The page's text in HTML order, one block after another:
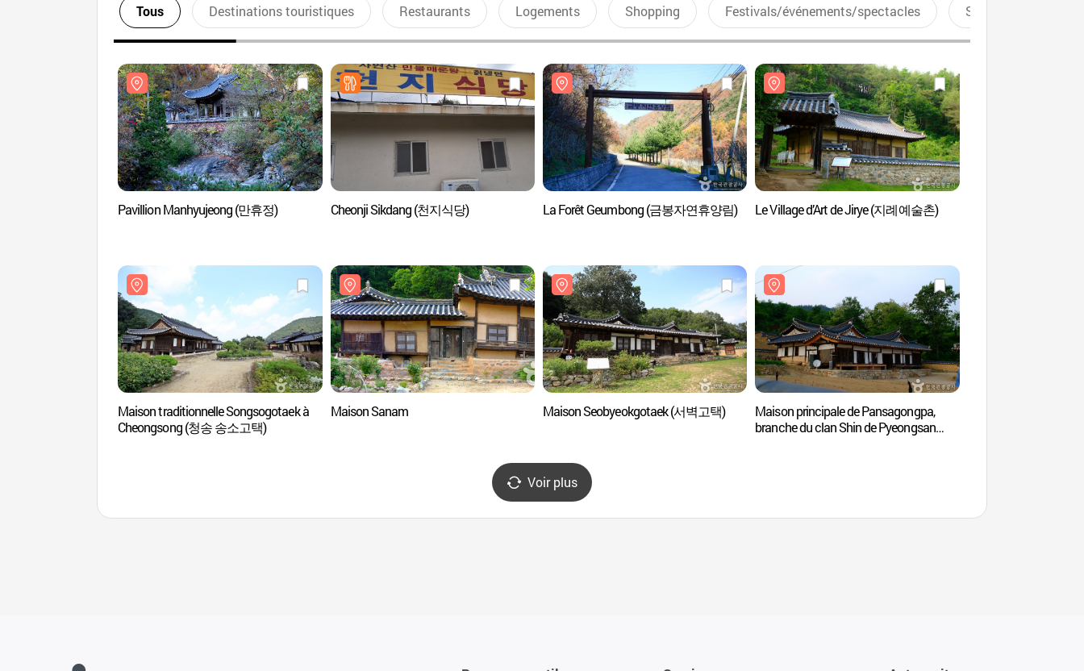
Tous Destinations touristiques Restaurants Logements Shopping Festivals/événements/spectacles Sports aquatiques
Pavillion Manhyujeong (만휴정) Cheonji Sikdang (천지식당) La Forêt Geumbong (금봉자연휴양림) Le Village d’Art de Jirye (지례예술촌)
Maison traditionnelle Songsogotaek à
Cheongsong (청송 송소고택)
Maison Sanam Maison Seobyeokgotaek (서벽고택)
Maison principale de Pansagongpa,
branche du clan Shin de Pyeongsan
Voir plus